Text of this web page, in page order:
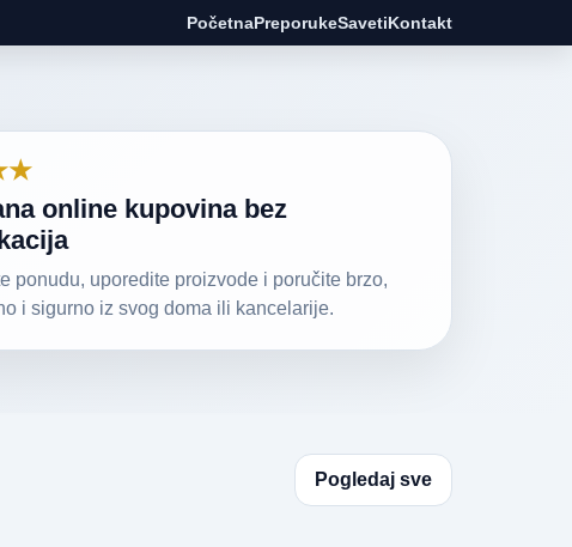
PočetnaPreporukeSavetiKontakt
online kupovina bez
ponudu, uporedite proizvode i poručite brzo,
i sigurno iz svog doma ili kancelarije.
Pogledaj sve